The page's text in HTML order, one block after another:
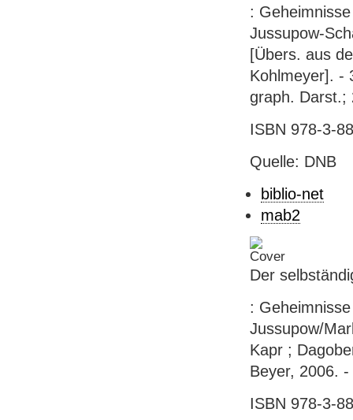
:
Jussupow-
[Übers. aus
Kohlmeyer]. -
graph. Darst.;
ISBN 978-3-
Quelle: DNB
biblio-net
mab2
Der
:
Jussupow/
Kapr ;
Beyer, 2006.
ISBN 978-3-